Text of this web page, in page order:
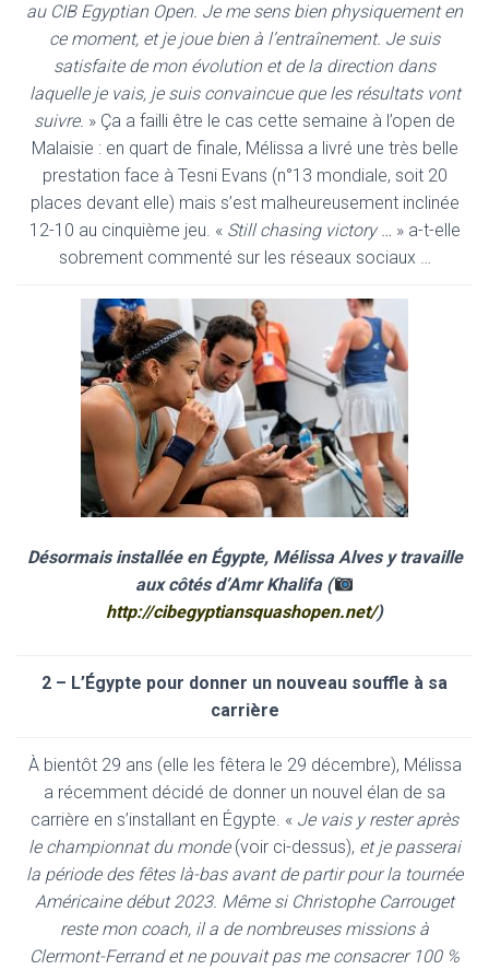
au CIB Egyptian Open. Je me sens bien physiquement en
ce moment, et je joue bien à l’entraînement. Je suis
satisfaite de mon évolution et de la direction dans
laquelle je vais, je suis convaincue que les résultats vont
suivre. » Ça a failli être le cas cette semaine à l’open de
Malaisie : en quart de finale, Mélissa a livré une très belle
prestation face à Tesni Evans (n°13 mondiale, soit 20
places devant elle) mais s’est malheureusement inclinée
12-10 au cinquième jeu. « Still chasing victory … » a-t-elle
sobrement commenté sur les réseaux sociaux …
Désormais installée en Égypte, Mélissa Alves y travaille
aux côtés d’Amr Khalifa (
http://cibegyptiansquashopen.net/)
2 – L’Égypte pour donner un nouveau souffle à sa
carrière
À bientôt 29 ans (elle les fêtera le 29 décembre), Mélissa
a récemment décidé de donner un nouvel élan de sa
carrière en s’installant en Égypte. « Je vais y rester après
le championnat du monde(voir ci-dessus), et je passerai
la période des fêtes là-bas avant de partir pour la tournée
Américaine début 2023. Même si Christophe Carrouget
reste mon coach, il a de nombreuses missions à
Clermont-Ferrand et ne pouvait pas me consacrer 100 %